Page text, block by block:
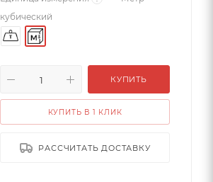
кубический
КУПИТЬ
КУПИТЬ В 1 КЛИК
РАССЧИТАТЬ ДОСТАВКУ